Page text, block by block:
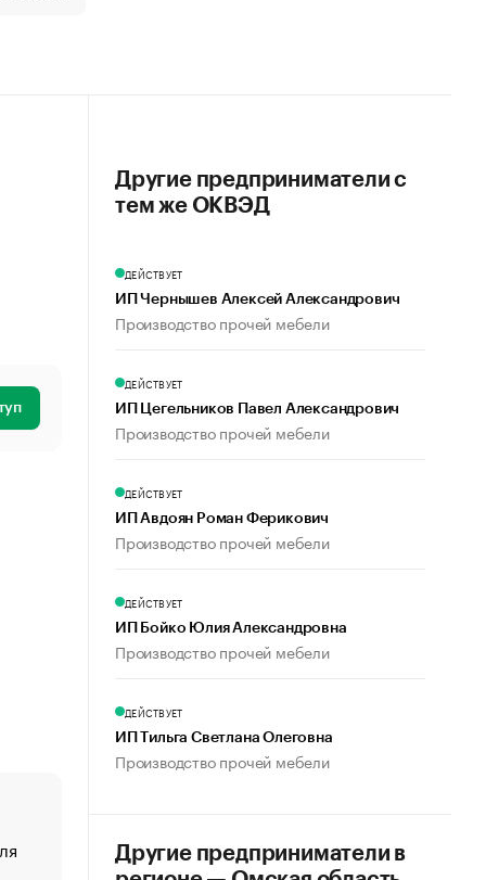
«От спорта тело стареет иначе». Как живет глава
создавшей GTA
Другие предприниматели с
тем же ОКВЭД
ДЕЙСТВУЕТ
ИП Чернышев Алексей Александрович
Производство прочей мебели
ДЕЙСТВУЕТ
ИП Цегельников Павел Александрович
Производство прочей мебели
ДЕЙСТВУЕТ
ИП Авдоян Роман Ферикович
Производство прочей мебели
ДЕЙСТВУЕТ
ИП Бойко Юлия Александровна
Производство прочей мебели
ДЕЙСТВУЕТ
ИП Тильга Светлана Олеговна
Производство прочей мебели
Другие предприниматели в